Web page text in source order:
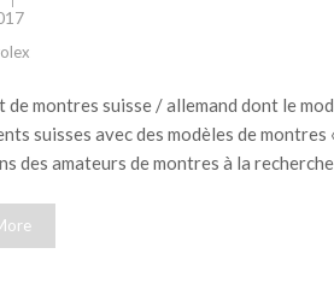
de montres suisse / allemand dont le
suisses avec des modèles de
des amateurs de montres à la recherche